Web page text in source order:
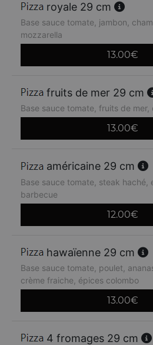
royale 29 cm
Base sauce tomate, jambon,
mozzarella
13.00€
fruits de mer 29 cm
Base sauce tomate, fruits de mer,
13.00€
américaine 29 cm
Base sauce tomate, steak haché,
barbecue
12.00€
hawaïenne 29 cm
Base sauce tomate, poulet,
crème fraiche, épices colombo
13.00€
4 fromages 29 cm